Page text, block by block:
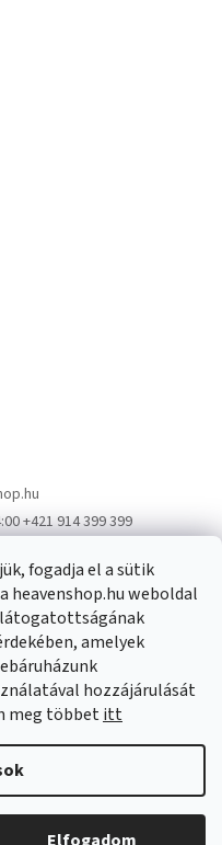
fogadja el a sütik
heavenshop.hu weboldal
látogatottságának
amelyek
hozzájárulását
meg többetitt
+421 914 399 399